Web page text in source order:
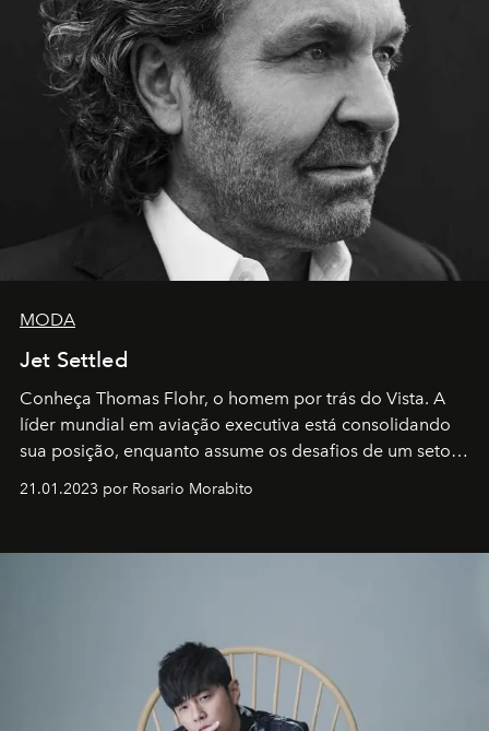
MODA
Jet Settled
Conheça Thomas Flohr, o homem por trás do Vista. A
líder mundial em aviação executiva está consolidando
sua posição, enquanto assume os desafios de um setor
em rápida evolução e redefinindo o conceito de luxo
21.01.2023 por Rosario Morabito